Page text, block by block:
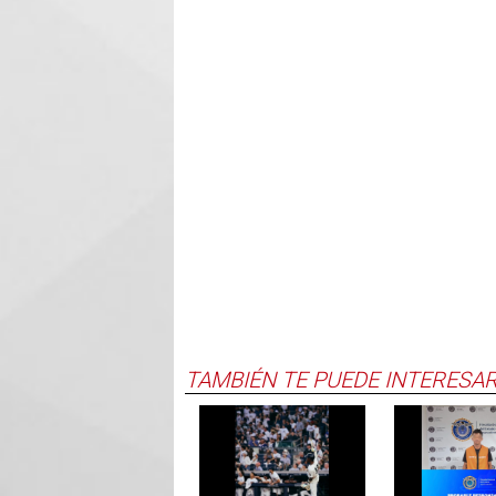
TAMBIÉN TE PUEDE